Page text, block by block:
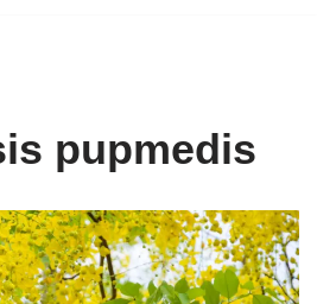
pupmedis